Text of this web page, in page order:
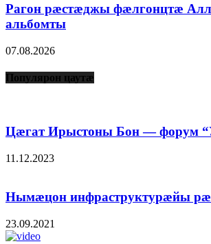
Рагон рæстæджы фæлгонцтæ
альбомты
07.08.2026
Популярон цаутæ
Цæгат Ирыстоны Бон — форум
11.12.2023
Нымæцон инфраструктурæйы
23.09.2021